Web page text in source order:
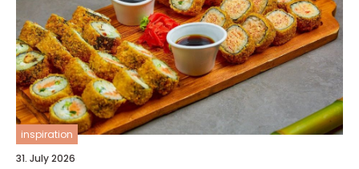
inspiration
31. July 2026